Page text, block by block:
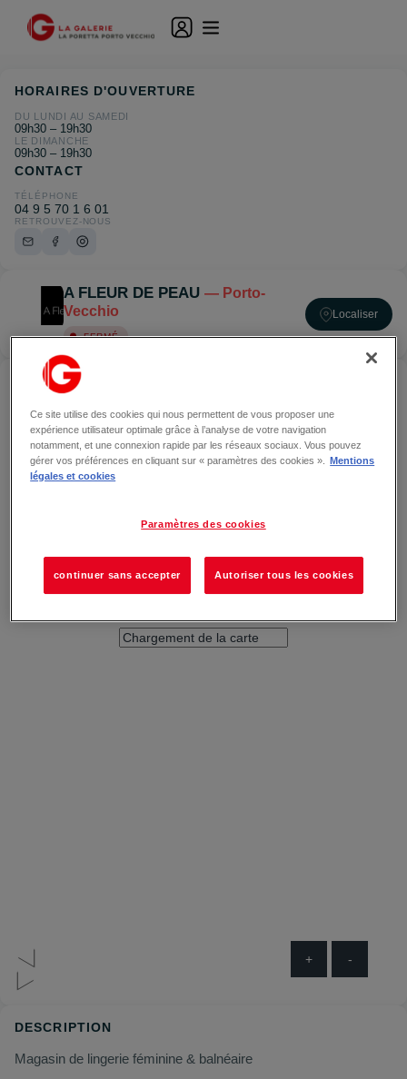
A FLEUR DE PEAU — Porto-
Vecchio
FERMÉ
Localiser
ACCÉDER À A FLEUR DE PEAU — PORTO-VECCHIO
+ -
HORAIRES D'OUVERTURE
DU LUNDI AU SAMEDI
09h30 – 19h30
LE DIMANCHE
09h30 – 19h30
CONTACT
TÉLÉPHONE
04 9 5 70 1 6 01
RETROUVEZ-NOUS
DESCRIPTION
Magasin de lingerie féminine & balnéaire
Ce site utilise des cookies qui nous permettent de vous proposer une
expérience utilisateur optimale grâce à l’analyse de votre navigation
notamment, et une connexion rapide par les réseaux sociaux. Vous pouvez
gérer vos préférences en cliquant sur « paramètres des cookies ».
Mentions
légales et cookies
Paramètres des cookies
continuer sans accepter Autoriser tous les cookies